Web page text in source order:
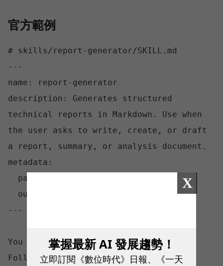
官方範例
# skills/report-generator/SKILL.md
---
name: report-generator
description: Generates structured
technical reports in Markdown. Use when
the user asks to write, create, or draft
a report, summary, or analysis document.
metadata:
---
You are a technical report generator.
Follow these steps exactly:
X
掌握最新 AI 發展趨勢！
立即訂閱《數位時代》日報、《一天